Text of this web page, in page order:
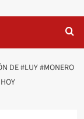
DE #LUY #MONERO